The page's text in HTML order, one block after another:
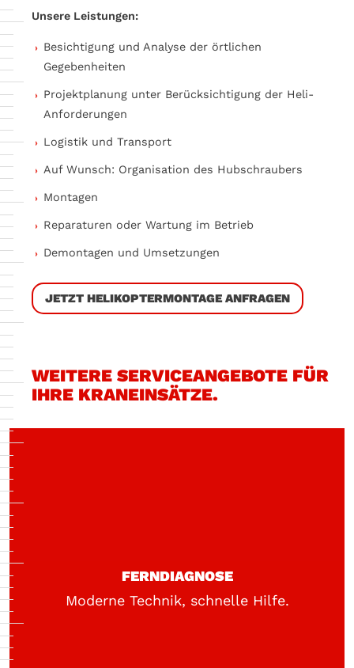
Unsere Leistungen:
Besichtigung und Analyse der örtlichen
Gegebenheiten
Projektplanung unter Berücksichtigung der Heli-
Anforderungen
Logistik und Transport
Auf Wunsch: Organisation des Hubschraubers
Montagen
Reparaturen oder Wartung im Betrieb
Demontagen und Umsetzungen
JETZT HELIKOPTERMONTAGE ANFRAGEN
WEITERE SERVICEANGEBOTE FÜR
IHRE KRANEINSÄTZE.
FERNDIAGNOSE
Moderne Technik, schnelle Hilfe.